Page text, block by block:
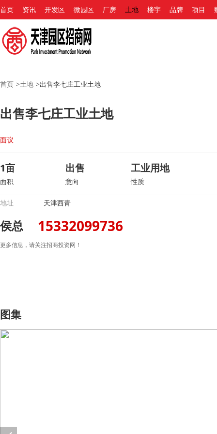
首页 资讯 开发区 微园区 厂房 土地 楼宇 品牌 项目
首页 >土地 >出售李七庄工业土地
出售李七庄工业土地
面议
1亩
面积
出售
意向
工业用地
性质
地址 天津西青
侯总 15332099736
更多信息，请关注招商投资网！
图集